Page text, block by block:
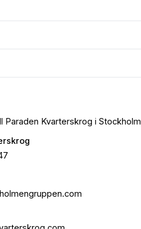
Paraden Kvarterskrog i Stockholm